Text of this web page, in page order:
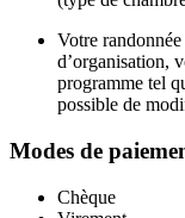
Votre
d’organisation,
programme tel
possible de
Modes de
Chèque